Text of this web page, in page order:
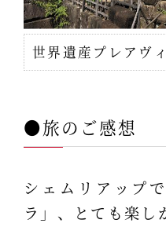
世界遺産プレアヴ
●旅のご感想
シェムリアップ
ラ」、とても楽し